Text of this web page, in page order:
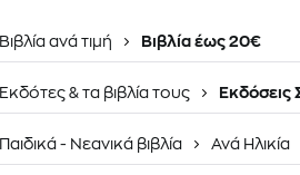
Βιβλία ανά τιμή Βιβλία έως 20€
Εκδότες & τα βιβλία τους Εκδόσεις
Παιδικά - Νεανικά βιβλία Ανά Ηλικία